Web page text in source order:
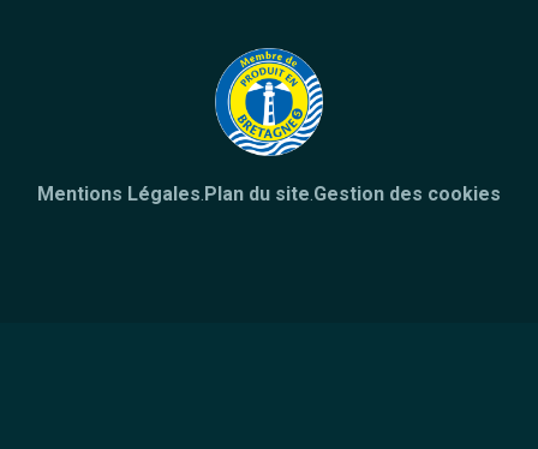
Mentions Légales Plan du site Gestion des cookies